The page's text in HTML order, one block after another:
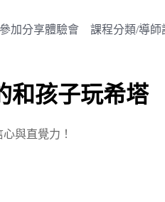
參加分享體驗會 課程分類/導師
和孩子玩希塔
與直覺力！